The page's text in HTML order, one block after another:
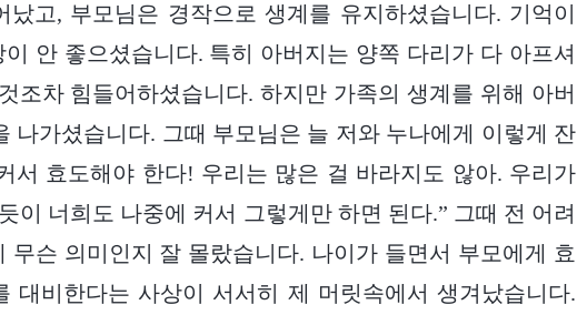
고, 부모님은 경작으로 생계를 유지하셨습니다. 기억이
안 좋으셨습니다. 특히 아버지는 양쪽 다리가 다 아프셔
조차 힘들어하셨습니다. 하지만 가족의 생계를 위해 아버
나가셨습니다. 그때 부모님은 늘 저와 누나에게 이렇게 잔
서 효도해야 한다! 우리는 많은 걸 바라지도 않아. 우리가
이 너희도 나중에 커서 그렇게만 하면 된다.” 그때 전 어려
무슨 의미인지 잘 몰랐습니다. 나이가 들면서 부모에게 효
대비한다는 사상이 서서히 제 머릿속에서 생겨났습니다.